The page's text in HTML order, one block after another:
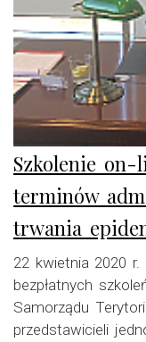
Szkolenie on-
terminów
trwania
22 kwietnia 2020 r.
bezpłatnych
Samorządu
przedstawicieli